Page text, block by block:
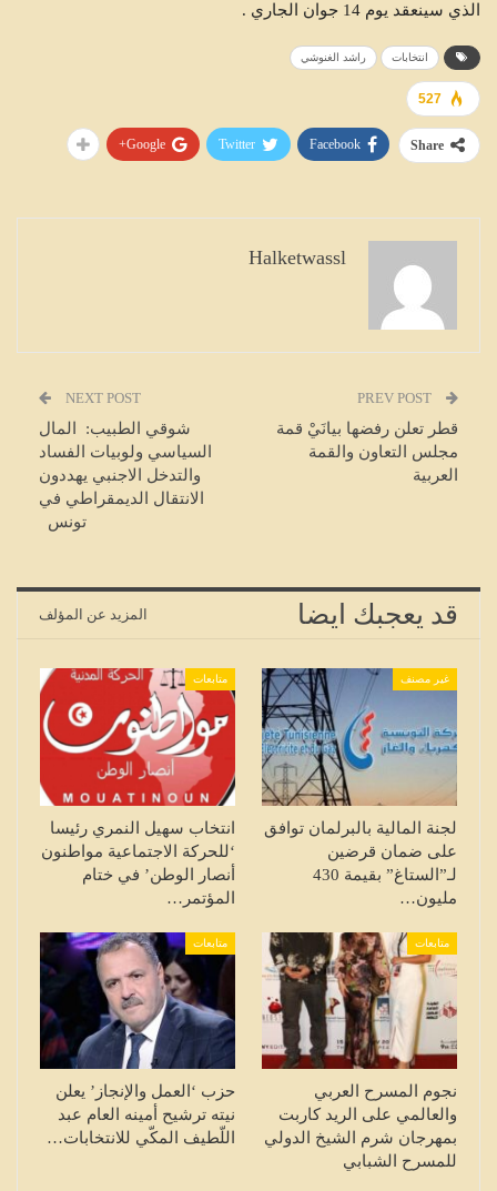
الذي سينعقد يوم 14 جوان الجاري .
انتخابات راشد الغنوشي
527
Share
Facebook
Twitter
Google+
Halketwassl
قطر تعلن رفضها بيانَيْ قمة
مجلس التعاون والقمة
العربية
NEXT POST
شوقي الطبيب: المال
السياسي ولوبيات الفساد
والتدخل الاجنبي يهددون
الانتقال الديمقراطي في
تونس
قد يعجبك ايضا المزيد عن المؤلف
غير مصنف
لجنة المالية بالبرلمان توافق
على ضمان قرضين
لـ”الستاغ” بقيمة 430
مليون…
متابعات
انتخاب سهيل النمري رئيسا
‘للحركة الاجتماعية مواطنون
أنصار الوطن’ في ختام
المؤتمر…
متابعات
نجوم المسرح العربي
والعالمي على الريد كاربت
بمهرجان شرم الشيخ الدولي
للمسرح الشبابي
متابعات
حزب ‘العمل والإنجاز’ يعلن
نيته ترشيح أمينه العام عبد
اللّطيف المكّي للانتخابات…